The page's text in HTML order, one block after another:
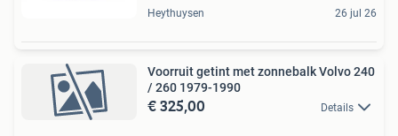
Heythuysen 26 jul 26
Voorruit getint met zonnebalk Volvo 240
/ 260 1979-1990
€ 325,00 Details